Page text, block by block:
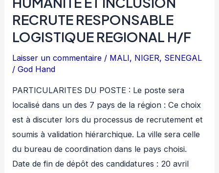
RECRUTE RESPONSABLE
LOGISTIQUE REGIONAL H/F
Laisser un commentaire / MALI, NIGER, SENEGAL
/God Hand
PARTICULARITES DU POSTE : Le poste sera
localisé dans un des 7 pays de la région : Ce choix
est à discuter lors du processus de recrutement et
soumis à validation hiérarchique. La ville sera celle
du bureau de coordination dans le pays choisi.
Date de fin de dépôt des candidatures : 20 avril